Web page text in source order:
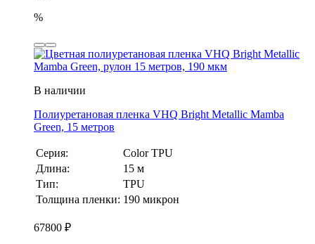
%
В наличии
Полиуретановая пленка VHQ Bright Metallic Mamba
Green, 15 метров
Серия:
Color TPU
Длина:
15 м
Тип:
TPU
Толщина пленки: 190 микрон
67800 ₽